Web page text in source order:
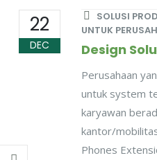
22
DEC
SOLUSI
UNTUK
Perusahaan
untuk system
karyawan
kantor/
Phones